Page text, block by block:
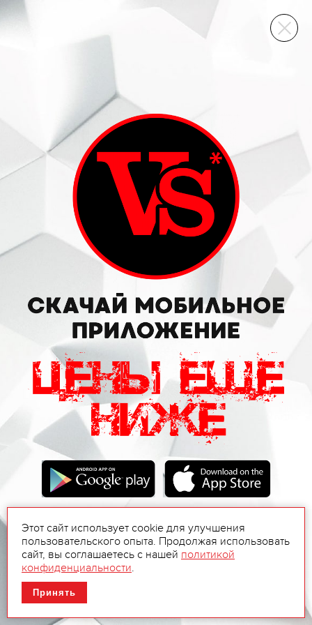
ВИННЫЙ СКЛАД
Этот сайт использует cookie для улучшения
пользовательского опыта. Продолжая использовать
сайт, вы соглашаетесь с нашей политикой
конфиденциальности.
Принять